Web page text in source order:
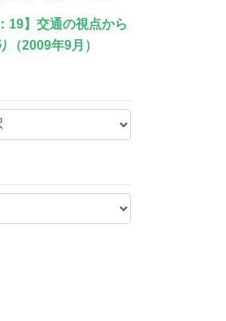
19】交通の視点から
（2009年9月）